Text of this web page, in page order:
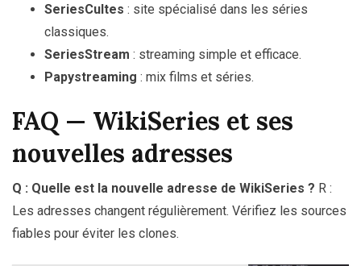
SeriesCultes : site spécialisé dans les séries
classiques.
SeriesStream : streaming simple et efficace.
Papystreaming : mix films et séries.
FAQ — WikiSeries et ses
nouvelles adresses
Q : Quelle est la nouvelle adresse de WikiSeries ? R :
Les adresses changent régulièrement. Vérifiez les sources
fiables pour éviter les clones.